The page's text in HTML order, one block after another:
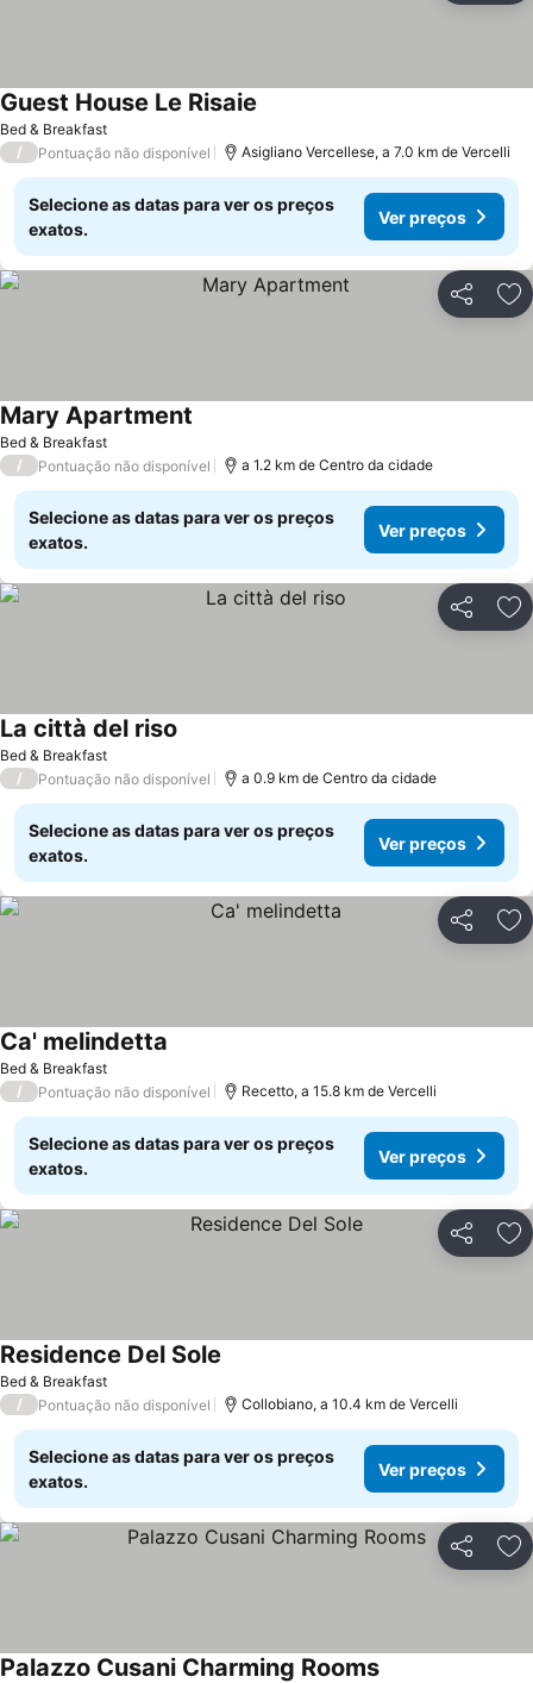
Bed & Breakfast
Guest House Le Risaie
/ Pontuação não disponível Asigliano Vercellese, a 7.0 km de Vercelli
Selecione as datas para ver os preços
exatos.
Ver preços
Partilhar
Bed & Breakfast
Mary Apartment
/ Pontuação não disponível a 1.2 km de Centro da cidade
Selecione as datas para ver os preços
exatos.
Ver preços
Partilhar
Bed & Breakfast
La città del riso
/ Pontuação não disponível a 0.9 km de Centro da cidade
Selecione as datas para ver os preços
exatos.
Ver preços
Partilhar
Bed & Breakfast
Ca' melindetta
/ Pontuação não disponível Recetto, a 15.8 km de Vercelli
Selecione as datas para ver os preços
exatos.
Ver preços
Partilhar
Bed & Breakfast
Residence Del Sole
/ Pontuação não disponível Collobiano, a 10.4 km de Vercelli
Selecione as datas para ver os preços
exatos.
Ver preços
Partilhar
Palazzo Cusani Charming Rooms